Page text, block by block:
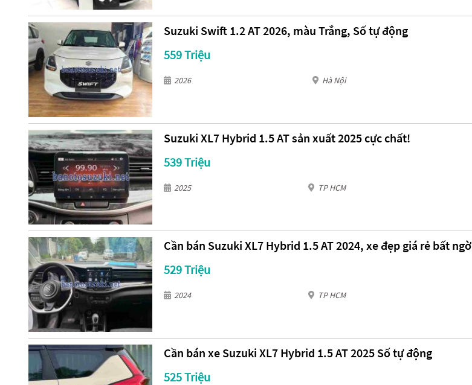
Suzuki Swift 1.2 AT 2026, màu Trắng, Số tự động
559 Triệu
2026 Hà Nội
Suzuki XL7 Hybrid 1.5 AT sản xuất 2025 cực chất!
539 Triệu
2025 TP HCM
Cần bán Suzuki XL7 Hybrid 1.5 AT 2024, xe đẹp giá rẻ bất ngờ
529 Triệu
2024 TP HCM
Cần bán xe Suzuki XL7 Hybrid 1.5 AT 2025 Số tự động
525 Triệu